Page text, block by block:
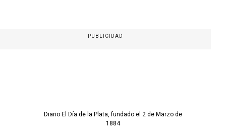
PUBLICIDAD
Diario El Día de la Plata, fundado el 2 de Marzo de
1884